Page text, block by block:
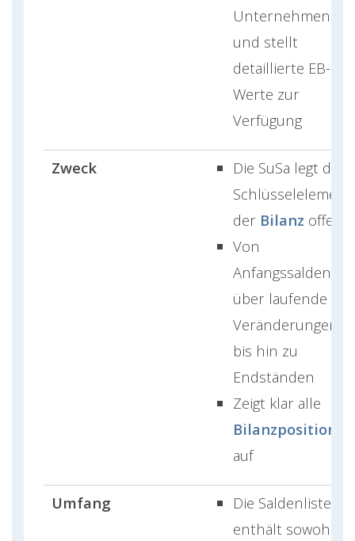
Unternehmens
und stellt
detaillierte EB-
Werte zur
Verfügung
Zweck
Die SuSa legt die
der Bilanz offen
Von
Anfangssalden,
über laufende
Veränderungen
bis hin zu
Endständen
Zeigt klar alle
Bilanzpositionen
auf
Umfang
Die Saldenliste
enthält sowohl